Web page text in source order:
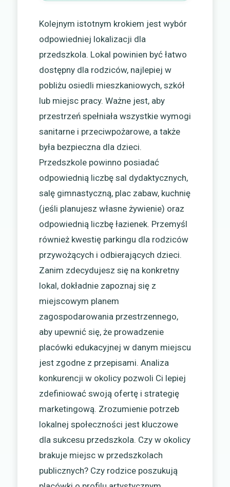
Kolejnym istotnym krokiem jest wybór
odpowiedniej lokalizacji dla
przedszkola. Lokal powinien być łatwo
dostępny dla rodziców, najlepiej w
pobliżu osiedli mieszkaniowych, szkół
lub miejsc pracy. Ważne jest, aby
przestrzeń spełniała wszystkie wymogi
sanitarne i przeciwpożarowe, a także
była bezpieczna dla dzieci.
Przedszkole powinno posiadać
odpowiednią liczbę sal dydaktycznych,
salę gimnastyczną, plac zabaw, kuchnię
(jeśli planujesz własne żywienie) oraz
odpowiednią liczbę łazienek. Przemyśl
również kwestię parkingu dla rodziców
przywożących i odbierających dzieci.
Zanim zdecydujesz się na konkretny
lokal, dokładnie zapoznaj się z
miejscowym planem
zagospodarowania przestrzennego,
aby upewnić się, że prowadzenie
placówki edukacyjnej w danym miejscu
jest zgodne z przepisami. Analiza
konkurencji w okolicy pozwoli Ci lepiej
zdefiniować swoją ofertę i strategię
marketingową. Zrozumienie potrzeb
lokalnej społeczności jest kluczowe
dla sukcesu przedszkola. Czy w okolicy
brakuje miejsc w przedszkolach
publicznych? Czy rodzice poszukują